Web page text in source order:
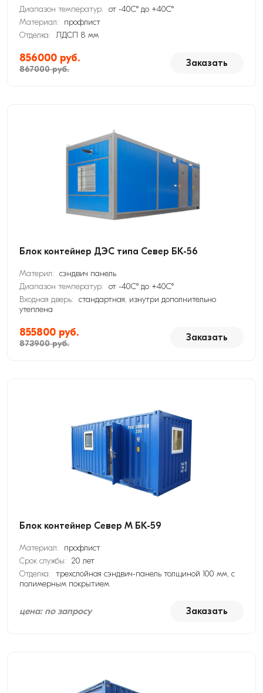
Диапазон температур: от -40С° до +40С°
Материал:
профлист
Отделка: ЛДСП 8 мм
856000 руб.
867000 руб.
Заказать
Блок контейнер ДЭС типа Север БК-56
Материл: сэндвич панель
Диапазон температур: от -40С° до +40С°
Входная дверь: стандартная, изнутри дополнительно
утеплена
855800 руб.
873900 руб.
Заказать
Блок контейнер Север М БК-59
Материал:
профлист
Срок службы: 20 лет
Отделка: трехслойная сэндвич-панель толщиной 100 мм, с
полимерным покрытием
цена: по запросу Заказать